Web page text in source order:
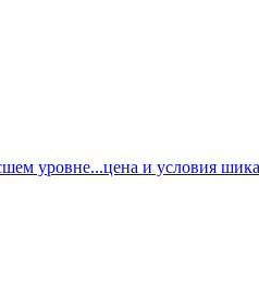
уровне...цена и условия